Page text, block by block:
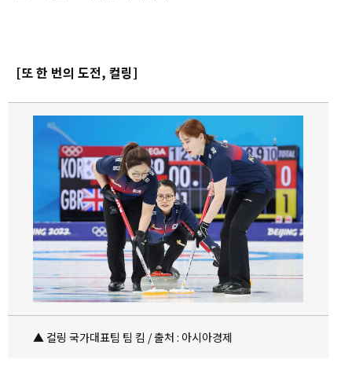
[또 한 번의 도전, 컬링]
▲ 컬링 국가대표팀 팀 킴 / 출처 : 아시아경제